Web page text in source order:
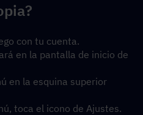
con tu cuenta.
en la pantalla de inicio de
en la esquina superior
toca el icono de Ajustes.